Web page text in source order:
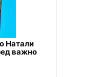
Натали
важно